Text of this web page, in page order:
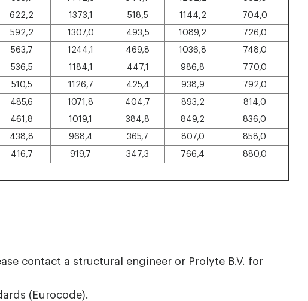
622,2 1373,1 518,5 1144,2
704,0
592,2 1307,0 493,5 1089,2
726,0
563,7 1244,1 469,8 1036,8
748,0
536,5 1184,1 447,1 986,8
770,0
510,5 1126,7 425,4 938,9
792,0
485,6 1071,8 404,7 893,2
814,0
461,8 1019,1 384,8 849,2
836,0
438,8 968,4 365,7 807,0
858,0
416,7 919,7 347,3 766,4
880,0
contact a structural engineer or Prolyte B.V. for
(Eurocode).